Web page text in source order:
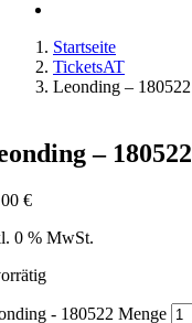
Startseite
TicketsAT
Leonding – 180522
– 180522
€
0 % MwSt.
- 180522 Menge